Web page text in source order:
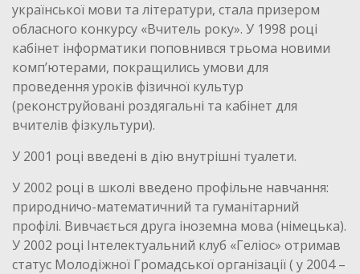
української мови та літератури, стала призером
обласного конкурсу «Вчитель року». У 1998 році
кабінет інформатики поповнився трьома новими
комп’ютерами, покращились умови для
проведення уроків фізичної культур
(реконструйовані роздягальні та кабінет для
вчителів фізкультури).
У 2001 році введені в дію внутрішні туалети.
У 2002 році в школі введено профільне навчання:
природничо-математичний та гуманітарний
профілі. Вивчається друга іноземна мова (німецька).
У 2002 році Інтелектуальний клуб «Геліос» отримав
статус Молодіжної Громадської організації ( у 2004 –